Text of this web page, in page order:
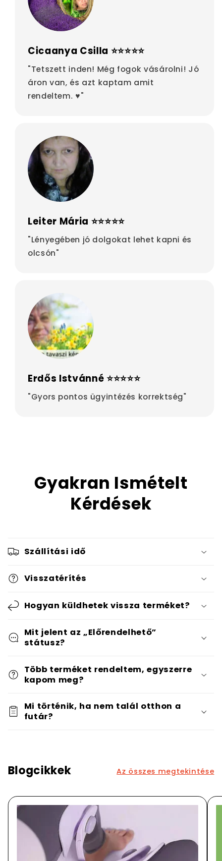
Cicaanya Csilla ⭐⭐⭐⭐⭐
"Tetszett inden! Még fogok vásárolni! Jó
áron van, és azt kaptam amit
rendeltem. ♥"
Leiter Mária ⭐⭐⭐⭐⭐
"Lényegében jó dolgokat lehet kapni és
olcsón"
Erdős Istvánné ⭐⭐⭐⭐⭐
"Gyors pontos ügyintézés korrektség"
Gyakran Ismételt
Kérdések
Szállítási idő
Visszatérítés
Hogyan küldhetek vissza terméket?
Mit jelent az „Előrendelhető”
státusz?
Több terméket rendeltem, egyszerre
kapom meg?
Mi történik, ha nem talál otthon a
futár?
Blogcikkek Az összes megtekintése